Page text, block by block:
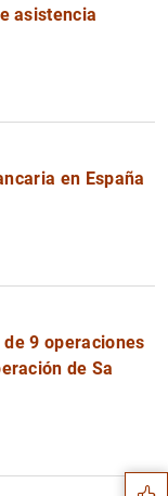
asistencia
en España
de 9 operaciones
de Sa
Sugerencias